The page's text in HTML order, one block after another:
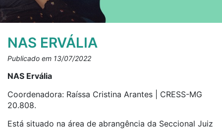
NAS ERVÁLIA
Publicado em 13/07/2022
NAS Ervália
Coordenadora: Raíssa Cristina Arantes | CRESS-MG
20.808.
Está situado na área de abrangência da Seccional Juiz